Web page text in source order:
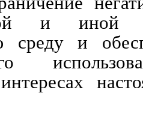
и иной
среду и